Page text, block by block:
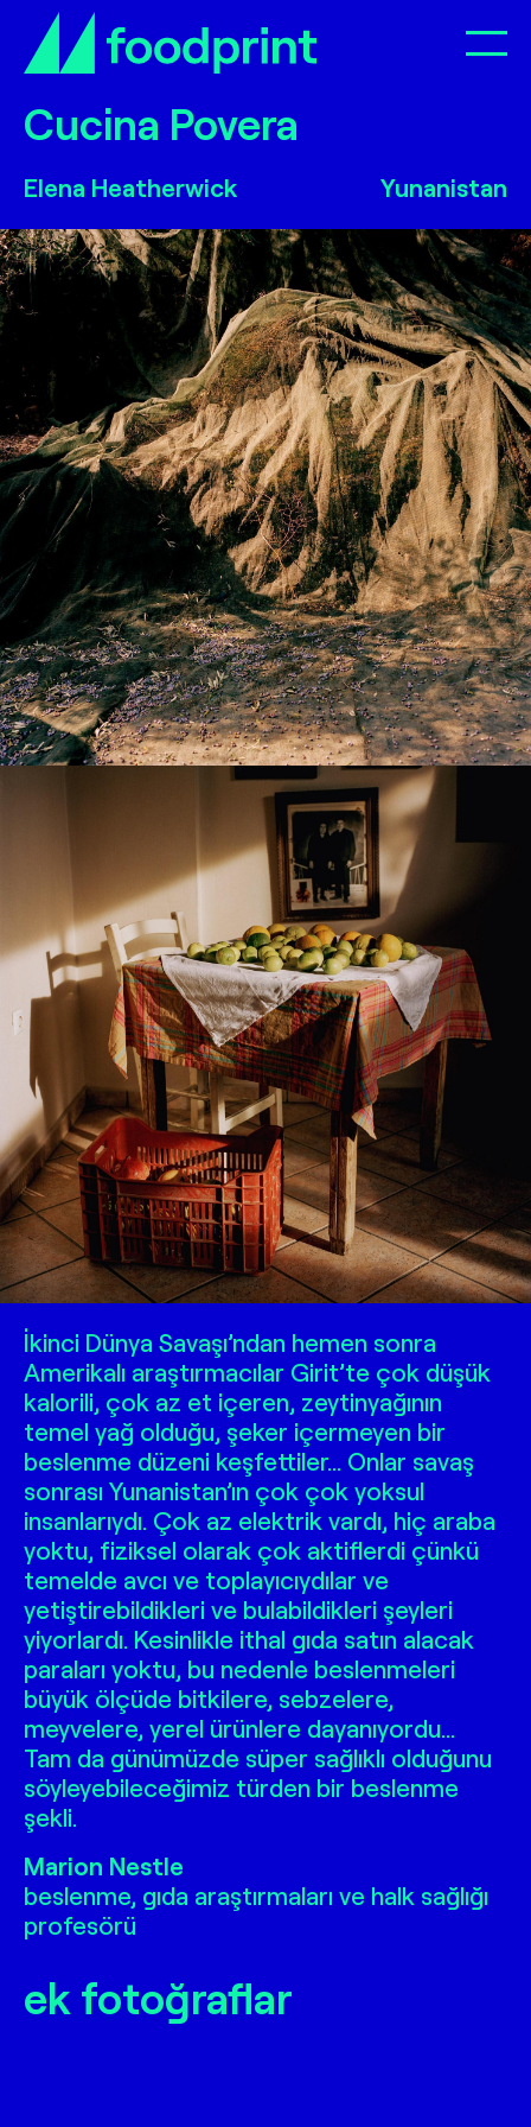
Cucina Povera
Cucina Povera
Elena Heatherwick Yunanistan
İkinci Dünya Savaşı’ndan hemen sonra
Amerikalı araştırmacılar Girit’te çok düşük
kalorili, çok az et içeren, zeytinyağının
temel yağ olduğu, şeker içermeyen bir
beslenme düzeni keşfettiler… Onlar savaş
sonrası Yunanistan’ın çok çok yoksul
insanlarıydı. Çok az elektrik vardı, hiç araba
yoktu, fiziksel olarak çok aktiflerdi çünkü
temelde avcı ve toplayıcıydılar ve
yetiştirebildikleri ve bulabildikleri şeyleri
yiyorlardı. Kesinlikle ithal gıda satın alacak
paraları yoktu, bu nedenle beslenmeleri
büyük ölçüde bitkilere, sebzelere,
meyvelere, yerel ürünlere dayanıyordu…
Tam da günümüzde süper sağlıklı olduğunu
söyleyebileceğimiz türden bir beslenme
şekli.
Marion Nestle
beslenme, gıda araştırmaları ve halk sağlığı
profesörü
ek fotoğraflar